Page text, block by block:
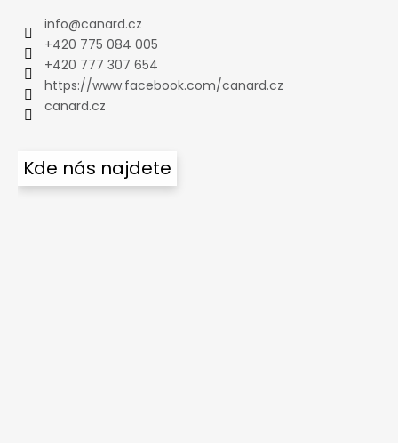
info@canard.cz
+420 775 084 005
+420 777 307 654
https://www.facebook.com/canard.cz
canard.cz
Kde nás najdete